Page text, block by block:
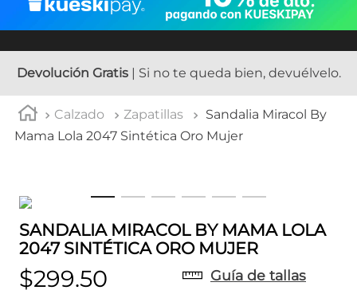
Devolución Gratis| Si no te queda bien, devuélvelo.
Calzado Zapatillas
Sandalia Miracol By
Mama Lola 2047 Sintética Oro Mujer
SANDALIA MIRACOL BY MAMA LOLA
2047 SINTÉTICA ORO MUJER
$299.50 Guía de tallas
1.
tenis mujer
tenis hombre
5. tenis